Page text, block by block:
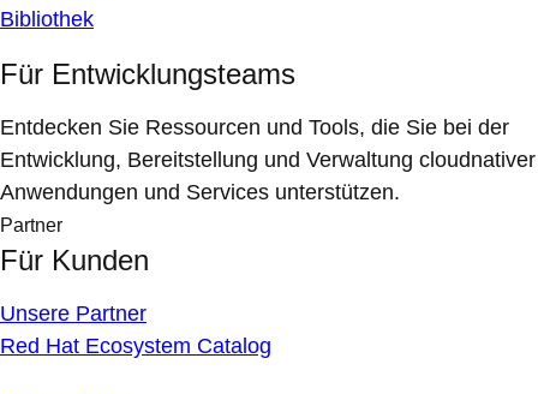
Bibliothek
Für Entwicklungsteams
Entdecken Sie Ressourcen und Tools, die Sie bei der
Entwicklung, Bereitstellung und Verwaltung cloudnativer
Anwendungen und Services unterstützen.
Partner
Für Kunden
Unsere Partner
Red Hat Ecosystem Catalog